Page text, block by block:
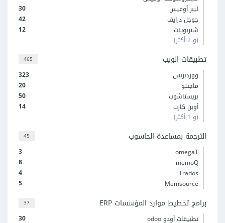
30
ليبر أوفيس
42
جوجل درايف
12
شيربوينت
(و 2 أكثر)
465 تطبيقات الويب
323
ووردبريس
20
ماجنتو
50
بريستاشوب
14
أوبن كارت
(و 1 أكثر)
45 الترجمة بمساعدة الحاسوب
3
omegaT
8
memoQ
4
Trados
5
Memsource
37 برامج تخطيط موارد المؤسسات ERP
30 تطبيقات أودو odoo